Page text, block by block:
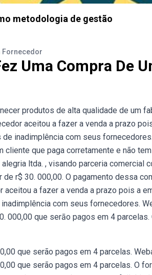
metodologia de gestão
Fornecedor
Uma Compra De
produtos de alta qualidade de um
aceitou a fazer a venda a prazo
inadimplência com seus
que paga corretamente e não
ltda. , visando parceria comercial
r$ 30. 000,00. O pagamento dessa
a fazer a venda a prazo pois a
com seus fornecedores.
000,00 que serāo pagos em 4
que serão pagos em 4 parcelas.
que serão pagos em 4 parcelas. O